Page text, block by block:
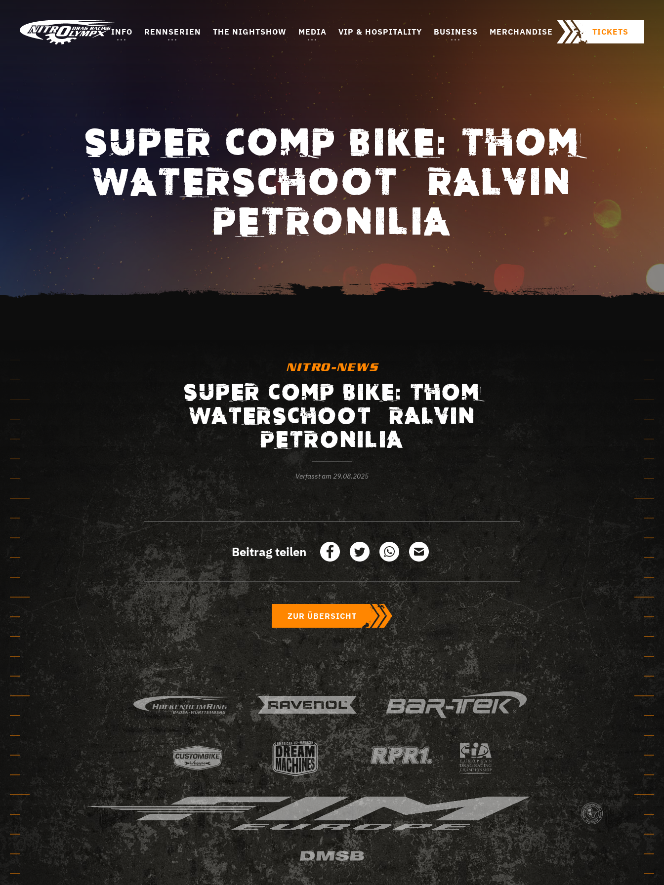
INFO RENNSERIEN THE NIGHTSHOW MEDIA VIP & HOSPITALITY BUSINESS MERCHANDISE TICKETS
SUPER COMP BIKE: THOM
WATERSCHOOT – RALVIN
PETRONILIA
NITRO-NEWS
SUPER COMP BIKE: THOM
WATERSCHOOT – RALVIN
PETRONILIA
Verfasst am 29.08.2025
Beitrag teilen
ZUR ÜBERSICHT